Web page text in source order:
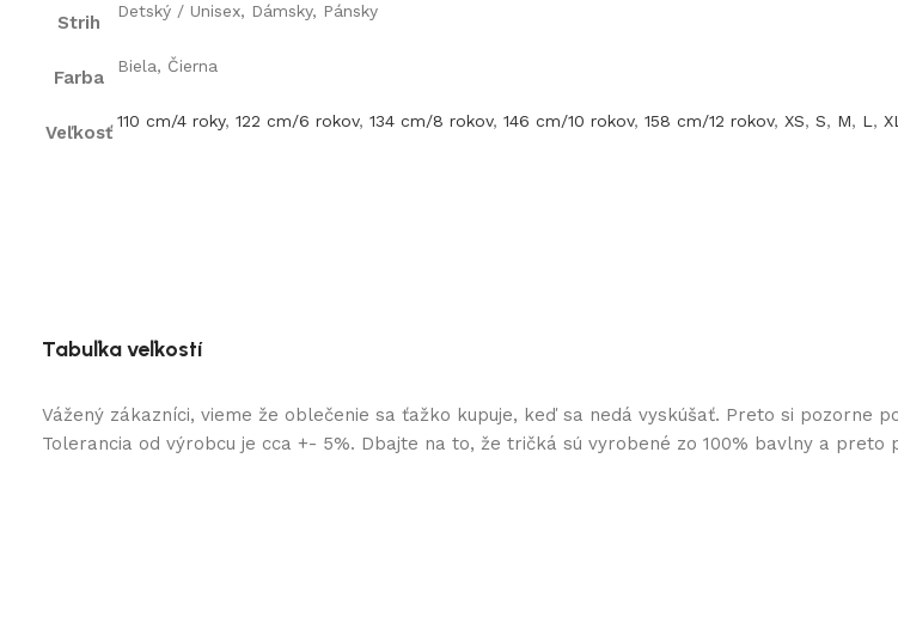
Strih
Detský / Unisex, Dámsky, Pánsky
Farba
Biela, Čierna
Veľkosť
110 cm/4 roky, 122 cm/6 rokov, 134 cm/8 rokov, 146 cm/10 rokov, 158 cm/12 rokov, XS, S, M, L , XL
Tabuľka veľkostí
Vážený zákazníci, vieme že oblečenie sa ťažko kupuje, keď sa nedá vyskúšať. Preto si pozorne
Tolerancia od výrobcu je cca +- 5%. Dbajte na to, že tričká sú vyrobené zo 100% bavlny a preto